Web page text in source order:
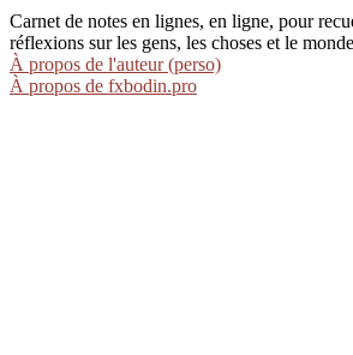
Carnet de notes en lignes, en ligne, pour
réflexions sur les gens, les choses et le
À propos de l'auteur (perso)
À propos de fxbodin.pro